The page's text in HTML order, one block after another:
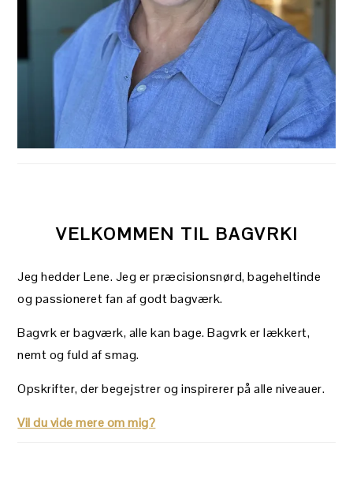
VELKOMMEN TIL BAGVRK!
Jeg hedder Lene. Jeg er præcisionsnørd, bageheltinde
og passioneret fan af godt bagværk.
Bagvrk er bagværk, alle kan bage. Bagvrk er lækkert,
nemt og fuld af smag.
Opskrifter, der begejstrer og inspirerer på alle niveauer.
Vil du vide mere om mig?